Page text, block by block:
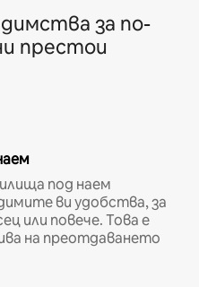
за по-
престои
под наем
ви удобства, за
или повече. Това е
на преотдаването